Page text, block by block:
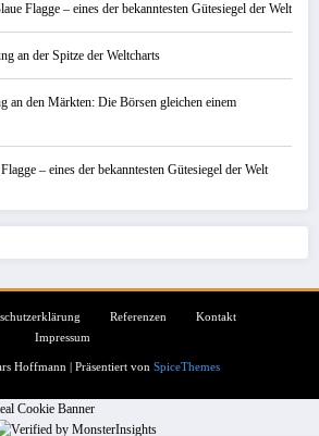
Flagge – eines der bekanntesten Gütesiegel der Welt
an der Spitze der Weltcharts
an den Märkten: Die Börsen gleichen einem
– eines der bekanntesten Gütesiegel der Welt
Referenzen
Kontakt
Impressum
Hoffmann | Präsentiert von SpiceThemes
Cookie Banner